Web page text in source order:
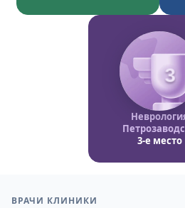
3
3-е место
ВРАЧИ КЛИНИКИ